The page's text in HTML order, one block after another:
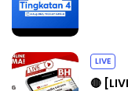
LIVE
🔴